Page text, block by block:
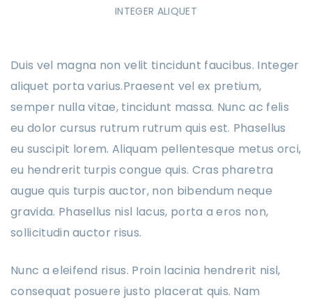
INTEGER ALIQUET
Duis vel magna non velit tincidunt faucibus. Integer
aliquet porta varius.Praesent vel ex pretium,
semper nulla vitae, tincidunt massa. Nunc ac felis
eu dolor cursus rutrum rutrum quis est. Phasellus
eu suscipit lorem. Aliquam pellentesque metus orci,
eu hendrerit turpis congue quis. Cras pharetra
augue quis turpis auctor, non bibendum neque
gravida. Phasellus nisl lacus, porta a eros non,
sollicitudin auctor risus.
Nunc a eleifend risus. Proin lacinia hendrerit nisl,
consequat posuere justo placerat quis. Nam